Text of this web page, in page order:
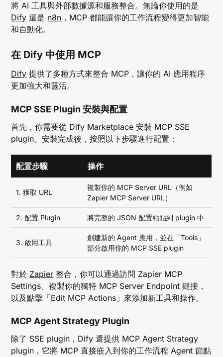
將 AI 工具與外部數據源和服務整合。無論你使用的是
Dify 還是 n8n ，MCP 都能讓你的工作流程變得更加智能
和自動化。
在 Dify 中使用 MCP
Dify 提供了多種方式來整合 MCP，讓你的 AI 應用程序
更加強大和靈活。
MCP SSE Plugin 安裝與配置
首先，你需要從 Dify Marketplace 安裝 MCP SSE
plugin。安裝完成後，按照以下步驟進行配置：
配置步驟 操作
1. 獲取 URL
複製你的 MCP Server URL（例如
Zapier MCP Server URL）
2. 配置 Plugin 將完整的 JSON 配置粘貼到 plugin 中
3. 啟用工具
創建新的 Agent 應用，並在「Tools」
部分啟用你的 MCP SSE plugin
對於 Zapier 整合，你可以通過訪問 Zapier MCP
Settings、複製你的獨特 MCP Server Endpoint 鏈接，
以及點擊「Edit MCP Actions」來添加新工具和操作。
MCP Agent Strategy Plugin
除了 SSE plugin，Dify 還提供 MCP Agent Strategy
plugin，它將 MCP 直接嵌入到你的工作流程 Agent 節點